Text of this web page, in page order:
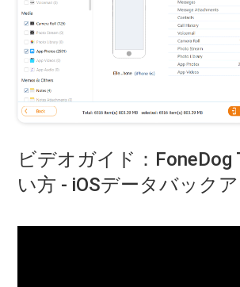
ビデオガイド：FoneDog
い方 - iOSデータバック